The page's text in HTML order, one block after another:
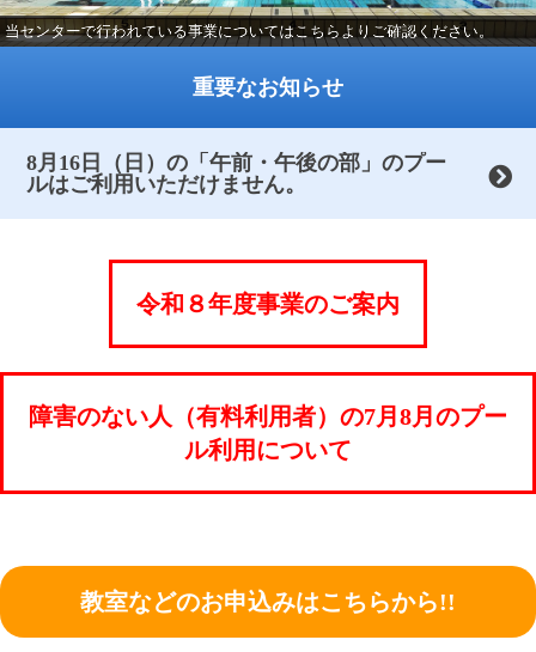
当センターで行われている事業についてはこちらよりご確認ください。
重要なお知らせ
8月16日（日）の「午前・午後の部」のプー
ルはご利用いただけません。
令和８年度事業のご案内
障害のない人（有料利用者）の7月8月のプー
ル利用について
教室などのお申込みはこちらから!!